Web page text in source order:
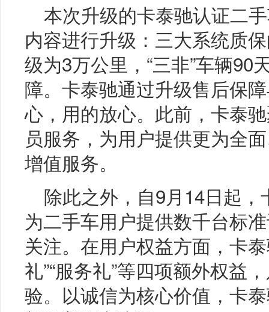
本次升级的卡泰驰认证二
内容进行升级：三大系统质
级为3万公里，“三非”车辆90
障。卡泰驰通过升级售后保
心，用的放心。此前，卡泰
员服务，为用户提供更为全
增值服务。
除此之外，自9月14日起
为二手车用户提供数千台标
关注。在用户权益方面，卡
礼”“服务礼”等四项额外权益
验。以诚信为核心价值，卡